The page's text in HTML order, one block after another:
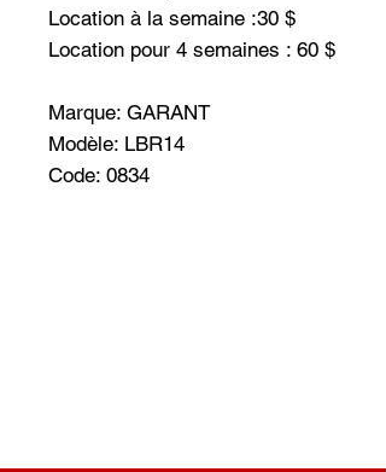
Location à la semaine :30 $
Location pour 4 semaines : 60 $
Marque: GARANT
Modèle: LBR14
Code: 0834